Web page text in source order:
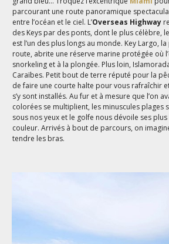
parcourant une route panoramique
entre l’océan et le ciel. L’Overseas Highway
des Keys par des ponts, dont le plus célèbre, le
est l’un des plus longs au monde. Key Largo,
route, abrite une réserve marine protégée où
snorkeling et à la plongée. Plus loin,
Caraïbes. Petit bout de terre réputé pour la
de faire une courte halte pour vous rafraîchir
s’y sont installés. Au fur et à mesure que l’on
colorées se multiplient, les minuscules plages
sous nos yeux et le golfe nous dévoile ses
couleur. Arrivés à bout de parcours, on
tendre les bras.